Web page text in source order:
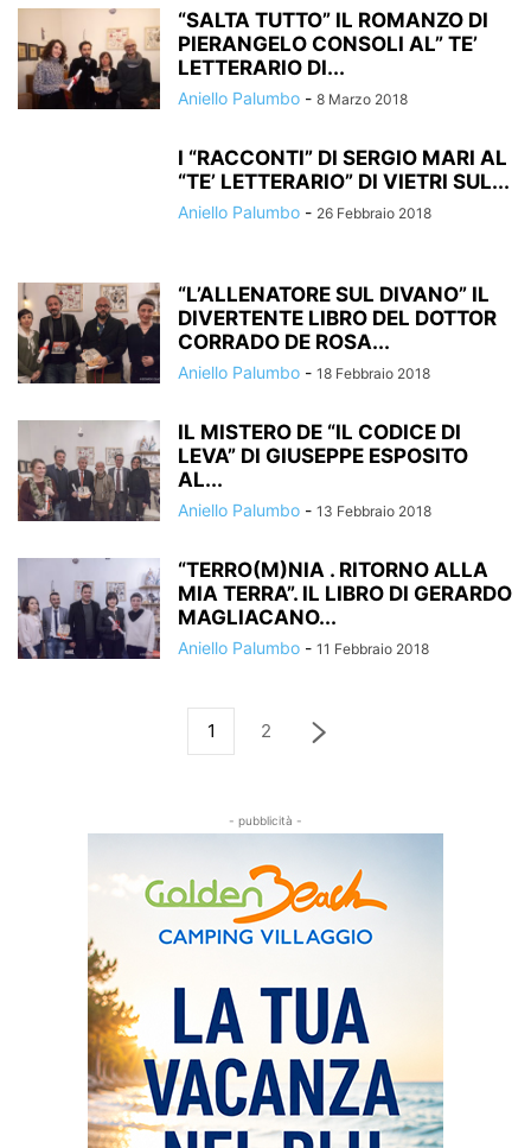
“SALTA TUTTO” IL ROMANZO DI
PIERANGELO CONSOLI AL” TE’
LETTERARIO DI...
Aniello Palumbo - 8 Marzo 2018
I “RACCONTI” DI SERGIO MARI AL
“TE’ LETTERARIO” DI VIETRI SUL...
Aniello Palumbo - 26 Febbraio 2018
“L’ALLENATORE SUL DIVANO” IL
DIVERTENTE LIBRO DEL DOTTOR
CORRADO DE ROSA...
Aniello Palumbo - 18 Febbraio 2018
IL MISTERO DE “IL CODICE DI
LEVA” DI GIUSEPPE ESPOSITO
AL...
Aniello Palumbo - 13 Febbraio 2018
“TERRO(M)NIA . RITORNO ALLA
MIA TERRA”. IL LIBRO DI GERARDO
MAGLIACANO...
Aniello Palumbo - 11 Febbraio 2018
1 2
- pubblicità -